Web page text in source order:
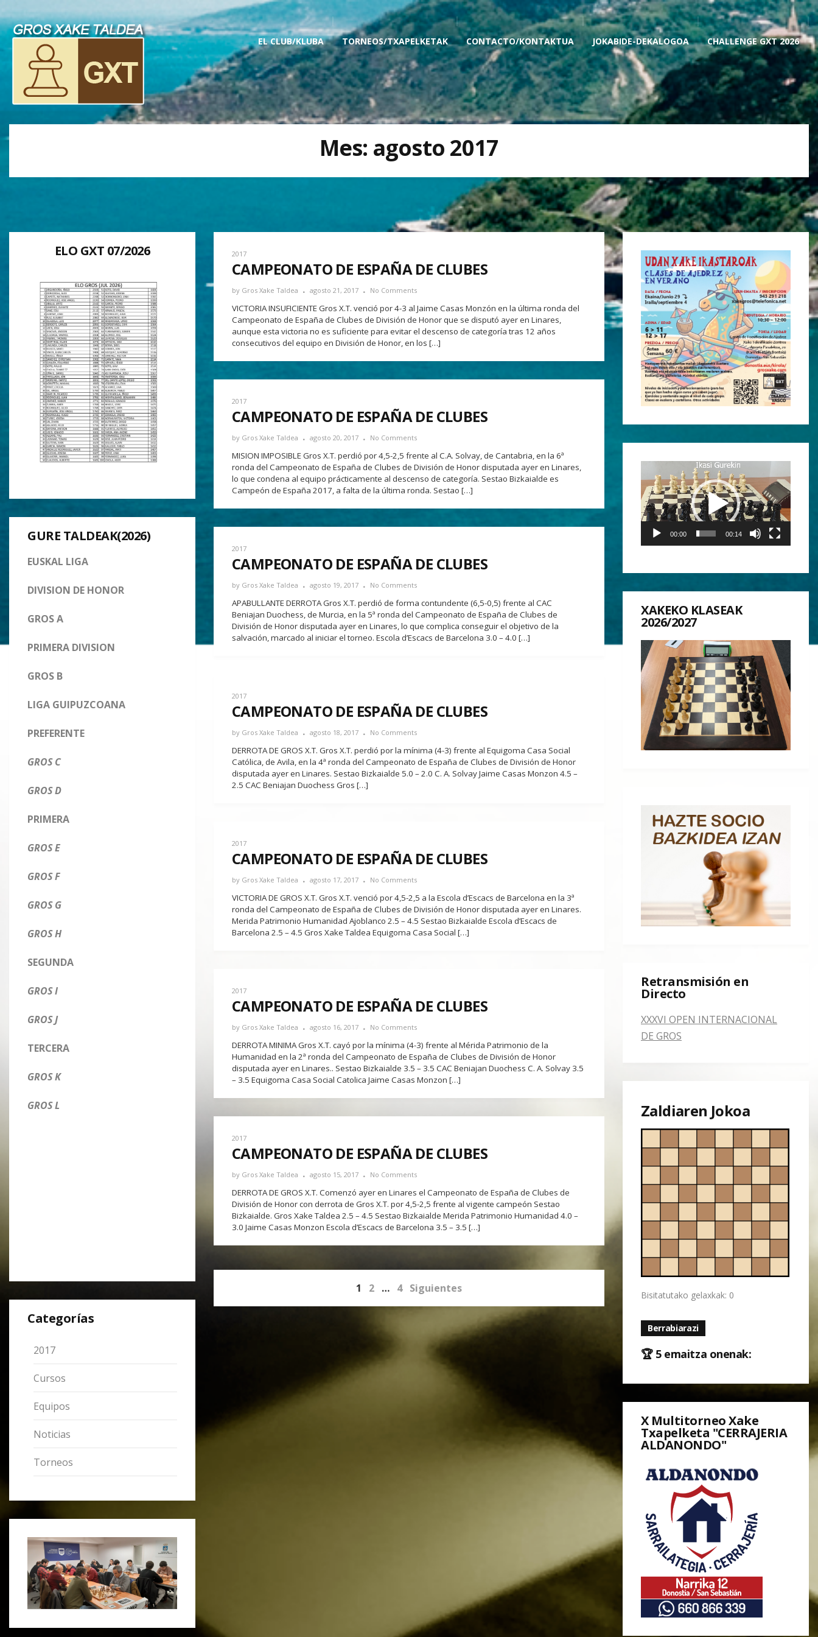
EL CLUB/KLUBA TORNEOS/TXAPELKETAK CONTACTO/KONTAKTUA JOKABIDE-DEKALOGOA CHALLENGE GXT 2026
Mes: agosto 2017
ELO GXT 07/2026
GURE TALDEAK(2026)
EUSKAL LIGA
DIVISION DE HONOR
GROS A
PRIMERA DIVISION
GROS B
LIGA GUIPUZCOANA
PREFERENTE
GROS C
GROS D
PRIMERA
GROS E
GROS F
GROS G
GROS H
SEGUNDA
GROS I
GROS J
TERCERA
GROS K
GROS L
Categorías
2017
Cursos
Equipos
Noticias
Torneos
2017
CAMPEONATO DE ESPAÑA DE CLUBES
by Gros Xake Taldea agosto 21, 2017 No Comments
VICTORIA INSUFICIENTE Gros X.T. venció por 4-3 al Jaime Casas Monzón en la última ronda del
Campeonato de España de Clubes de División de Honor que se disputó ayer en Linares,
aunque esta victoria no es suficiente para evitar el descenso de categoría tras 12 años
consecutivos del equipo en División de Honor, en los […]
2017
CAMPEONATO DE ESPAÑA DE CLUBES
by Gros Xake Taldea agosto 20, 2017 No Comments
MISION IMPOSIBLE Gros X.T. perdió por 4,5-2,5 frente al C.A. Solvay, de Cantabria, en la 6ª
ronda del Campeonato de España de Clubes de División de Honor disputada ayer en Linares,
lo que condena al equipo prácticamente al descenso de categoría. Sestao Bizkaialde es
Campeón de España 2017, a falta de la última ronda. Sestao […]
2017
CAMPEONATO DE ESPAÑA DE CLUBES
by Gros Xake Taldea agosto 19, 2017 No Comments
APABULLANTE DERROTA Gros X.T. perdió de forma contundente (6,5-0,5) frente al CAC
Beniajan Duochess, de Murcia, en la 5ª ronda del Campeonato de España de Clubes de
División de Honor disputada ayer en Linares, lo que complica conseguir el objetivo de la
salvación, marcado al iniciar el torneo. Escola d’Escacs de Barcelona 3.0 – 4.0 […]
2017
CAMPEONATO DE ESPAÑA DE CLUBES
by Gros Xake Taldea agosto 18, 2017 No Comments
DERROTA DE GROS X.T. Gros X.T. perdió por la mínima (4-3) frente al Equigoma Casa Social
Católica, de Avila, en la 4ª ronda del Campeonato de España de Clubes de División de Honor
disputada ayer en Linares. Sestao Bizkaialde 5.0 – 2.0 C. A. Solvay Jaime Casas Monzon 4.5 –
2.5 CAC Beniajan Duochess Gros […]
2017
CAMPEONATO DE ESPAÑA DE CLUBES
by Gros Xake Taldea agosto 17, 2017 No Comments
VICTORIA DE GROS X.T. Gros X.T. venció por 4,5-2,5 a la Escola d’Escacs de Barcelona en la 3ª
ronda del Campeonato de España de Clubes de División de Honor disputada ayer en Linares.
Merida Patrimonio Humanidad Ajoblanco 2.5 – 4.5 Sestao Bizkaialde Escola d’Escacs de
Barcelona 2.5 – 4.5 Gros Xake Taldea Equigoma Casa Social […]
2017
CAMPEONATO DE ESPAÑA DE CLUBES
by Gros Xake Taldea agosto 16, 2017 No Comments
DERROTA MINIMA Gros X.T. cayó por la mínima (4-3) frente al Mérida Patrimonio de la
Humanidad en la 2ª ronda del Campeonato de España de Clubes de División de Honor
disputada ayer en Linares.. Sestao Bizkaialde 3.5 – 3.5 CAC Beniajan Duochess C. A. Solvay 3.5
– 3.5 Equigoma Casa Social Catolica Jaime Casas Monzon […]
2017
CAMPEONATO DE ESPAÑA DE CLUBES
by Gros Xake Taldea agosto 15, 2017 No Comments
DERROTA DE GROS X.T. Comenzó ayer en Linares el Campeonato de España de Clubes de
División de Honor con derrota de Gros X.T. por 4,5-2,5 frente al vigente campeón Sestao
Bizkaialde. Gros Xake Taldea 2.5 – 4.5 Sestao Bizkaialde Merida Patrimonio Humanidad 4.0 –
3.0 Jaime Casas Monzon Escola d’Escacs de Barcelona 3.5 – 3.5 […]
1 2 … 4 Siguientes
Reproductor
de
vídeo
00:00 00:14
XAKEKO KLASEAK
2026/2027
Retransmisión en
Directo
XXXVI OPEN INTERNACIONAL
DE GROS
Zaldiaren Jokoa
Bisitatutako gelaxkak: 0
Berrabiarazi
🏆 5 emaitza onenak:
X Multitorneo Xake
Txapelketa "CERRAJERIA
ALDANONDO"